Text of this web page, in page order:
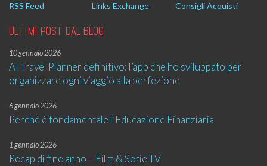
RSS Feed
Links Exchange Consigli Acquisti
ULTIMI POST DAL BLOG
10 gennaio 2026
AI Travel Planner definitivo: l’app che ho sviluppato per
organizzare ogni viaggio alla perfezione
6 gennaio 2026
Perché è fondamentale l’Educazione Finanziaria
1 gennaio 2026
Recap di fine anno – Film & Serie TV